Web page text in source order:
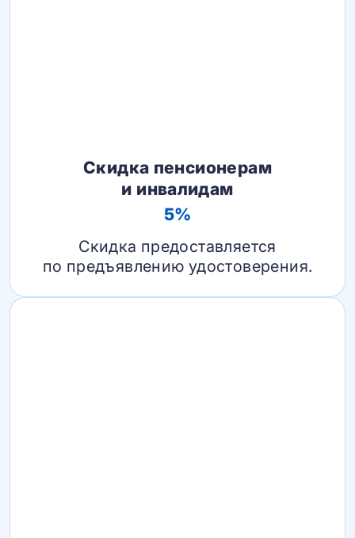
Скидка пенсионерам
и инвалидам
5%
Скидка предоставляется
по предъявлению удостоверения.